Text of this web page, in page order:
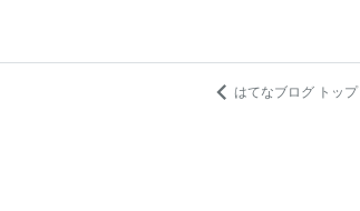
はてなブログ トップ